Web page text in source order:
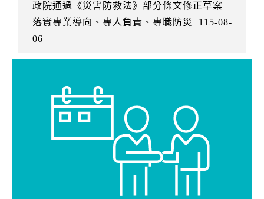
政院通過《災害防救法》部分條文修正草案
落實專業導向、專人負責、專職防災
115-08-
06